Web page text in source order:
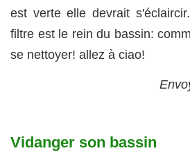
est verte elle devrait
filtre est le rein du bassin:
se nettoyer! allez à ciao!
Vidanger son bassin